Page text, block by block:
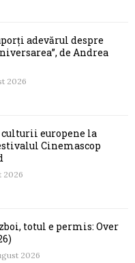
adevărul despre
de Andrea
2026
europene la
Cinemascop
2026
totul e permis: Over
2026